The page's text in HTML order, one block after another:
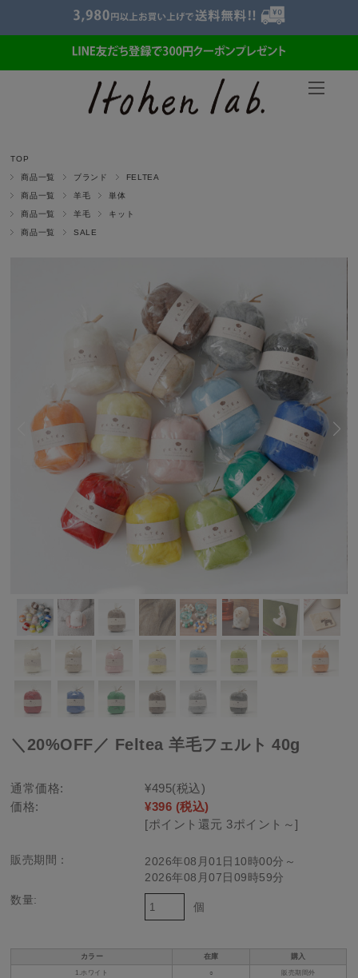
TOP
商品一覧 ブランド FELTEA
商品一覧 羊毛 単体
商品一覧 羊毛 キット
商品一覧 SALE
＼20%OFF／ Feltea 羊毛フェルト 40g
通常価格: ¥495(税込)
価格:
¥396 (税込)
[ポイント還元 3ポイント～]
販売期間：
2026年08月01日10時00分～
2026年08月07日09時59分
数量:
個
カラー 在庫
購入
1.ホワイト
○
販売期間外